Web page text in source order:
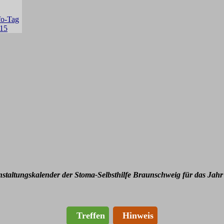
der Stoma-Selbsthilfe Braunschweig für das
Treffen Hinweis